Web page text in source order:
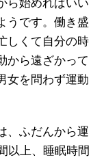
ら始めればいい
うです。働き盛
しくて自分の時
から遠ざかって
女を問わず運動
、ふだんから運
以上、睡眠時間